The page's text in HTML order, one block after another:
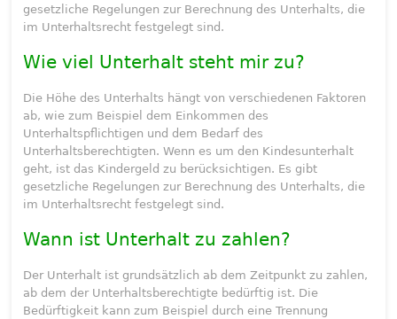
gesetzliche Regelungen zur Berechnung des Unterhalts, die
im Unterhaltsrecht festgelegt sind.
Wie viel Unterhalt steht mir zu?
Die Höhe des Unterhalts hängt von verschiedenen Faktoren
ab, wie zum Beispiel dem Einkommen des
Unterhaltspflichtigen und dem Bedarf des
Unterhaltsberechtigten. Wenn es um den Kindesunterhalt
geht, ist das Kindergeld zu berücksichtigen. Es gibt
gesetzliche Regelungen zur Berechnung des Unterhalts, die
im Unterhaltsrecht festgelegt sind.
Wann ist Unterhalt zu zahlen?
Der Unterhalt ist grundsätzlich ab dem Zeitpunkt zu zahlen,
ab dem der Unterhaltsberechtigte bedürftig ist. Die
Bedürftigkeit kann zum Beispiel durch eine Trennung